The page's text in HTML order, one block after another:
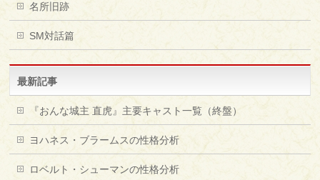
名所旧跡
SM対話篇
最新記事
『おんな城主 直虎』主要キャスト一覧（終盤）
ヨハネス・ブラームスの性格分析
ロベルト・シューマンの性格分析